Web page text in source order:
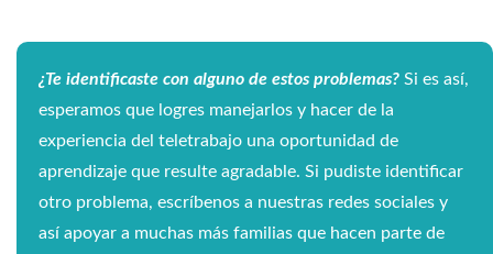
¿Te identificaste con alguno de estos problemas? Si es así,
esperamos que logres manejarlos y hacer de la
experiencia del teletrabajo una oportunidad de
aprendizaje que resulte agradable. Si pudiste identificar
otro problema, escríbenos a nuestras redes sociales y
así apoyar a muchas más familias que hacen parte de